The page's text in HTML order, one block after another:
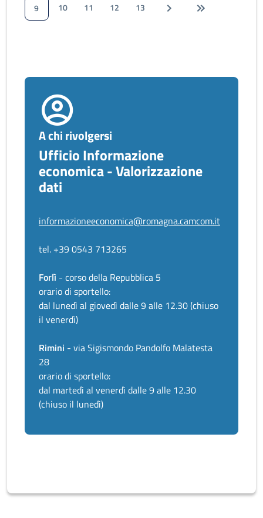
9
10 11 12 13
A chi rivolgersi
Ufficio Informazione
economica - Valorizzazione
dati
informazioneeconomica@romagna.camcom.it
tel. +39 0543 713265
Forlì - corso della Repubblica 5
orario di sportello:
dal lunedì al giovedì dalle 9 alle 12.30 (chiuso
il venerdì)
Rimini - via Sigismondo Pandolfo Malatesta
28
orario di sportello:
dal martedì al venerdì dalle 9 alle 12.30
(chiuso il lunedì)